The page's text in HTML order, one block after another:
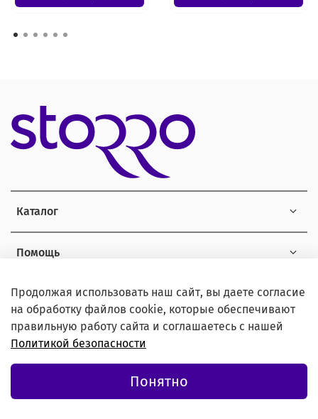
Каталог
Помощь
Информация
© 2021 Любое использование контента без письменного
разрешения запрещено
Продолжая использовать наш сайт, вы даете согласие
на обработку файлов cookie, которые обеспечивают
правильную работу сайта и соглашаетесь с нашей
Политикой безопасности
Понятно